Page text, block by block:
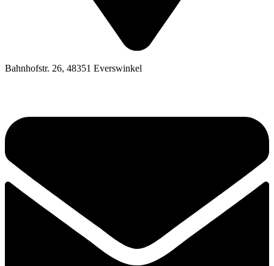
Bahnhofstr. 26, 48351 Everswinkel